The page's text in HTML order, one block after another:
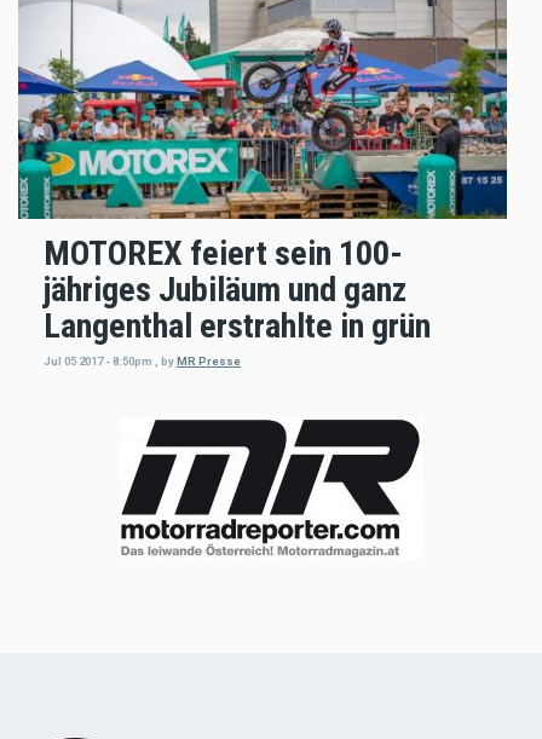
MOTOREX feiert sein 100-
jähriges Jubiläum und ganz
Langenthal erstrahlte in grün
Jul 05 2017 - 8:50pm , by MR Presse